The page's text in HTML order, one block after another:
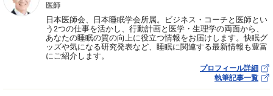
医師
日本医師会、日本睡眠学会所属。ビジネス・コーチと医師とい
う2つの仕事を活かし、行動計画と医学・生理学の両面から、
あなたの睡眠の質の向上に役立つ情報をお届けします。快眠グ
ッズや気になる研究発表など、睡眠に関連する最新情報も豊富
にご紹介します。
プロフィール詳細
執筆記事一覧